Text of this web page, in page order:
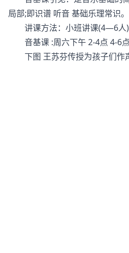
局部;即识谱 听音 基础乐理常识。
讲课方法：小班讲课(4—6人)
音基课 :周六下午 2-4点 4-6点
下图 王苏芬传授为孩子们作